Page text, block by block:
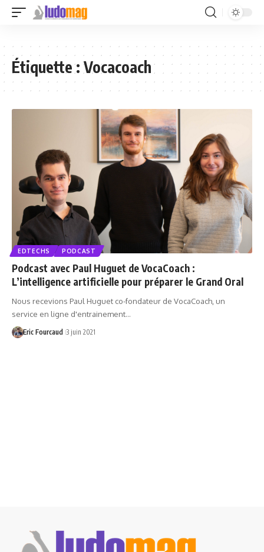
Étiquette :Vocacoach
EDTECHS PODCAST
Podcast avec Paul Huguet de VocaCoach :
L’intelligence artificielle pour préparer le Grand Oral
Nous recevions Paul Huguet co-fondateur de VocaCoach, un
service en ligne d'entrainement…
Eric Fourcaud 3 juin 2021